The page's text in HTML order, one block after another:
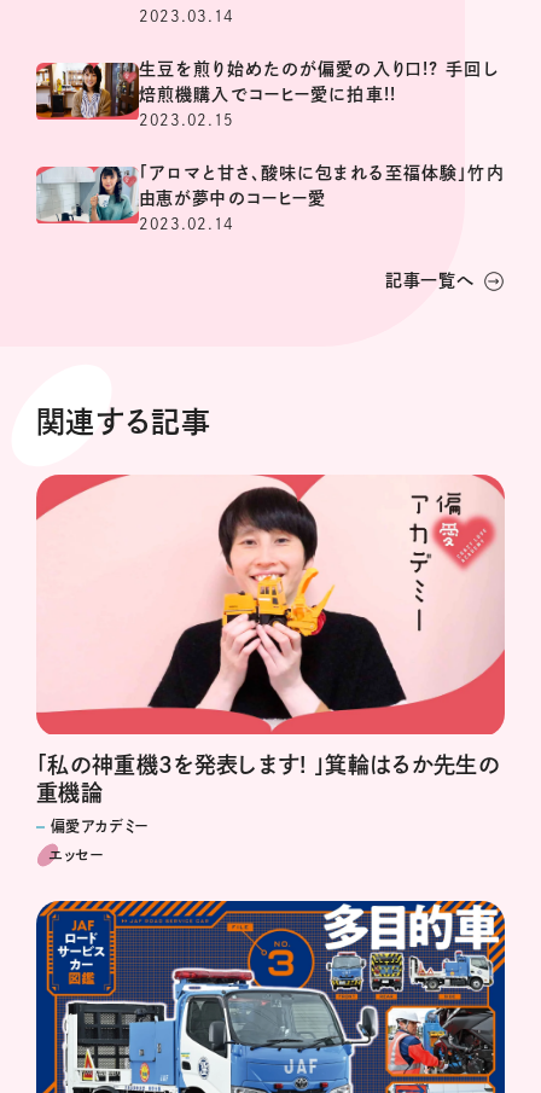
2023.03.14
生豆を煎り始めたのが偏愛の入り口!? 手回し
焙煎機購入でコーヒー愛に拍車!!
2023.02.15
「アロマと甘さ、酸味に包まれる至福体験」竹内
由恵が夢中のコーヒー愛
2023.02.14
記事一覧へ
関連する記事
「私の神重機3を発表します! 」箕輪はるか先生の
重機論
偏愛アカデミー
エッセー